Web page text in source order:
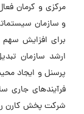
مرکزی و کرمان
و سازمان
برای افزایش
ارشد سازمان
پرسنل و ایجاد
فرآیندهای
شرکت پخش کارن